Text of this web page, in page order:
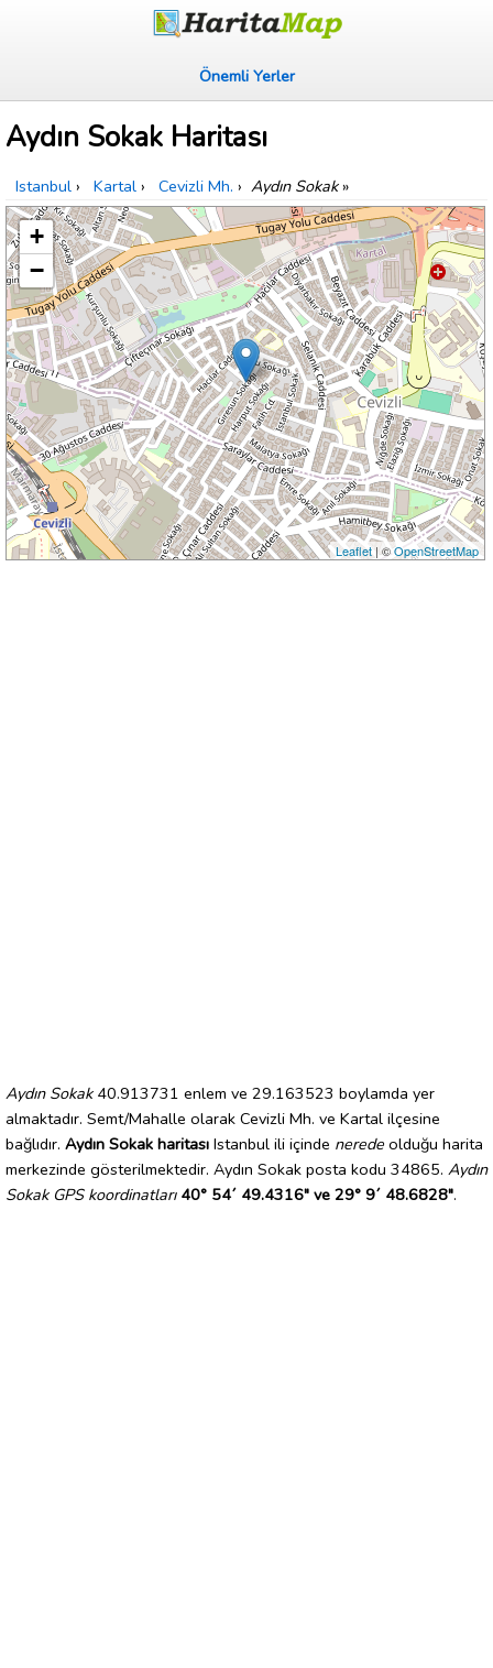
Önemli Yerler
Aydın Sokak Haritası
Istanbul › Kartal › Cevizli Mh. › Aydın Sokak»
+
−
Leaflet| ©OpenStreetMap
Aydın Sokak40.913731 enlem ve 29.163523 boylamda yer
almaktadır. Semt/Mahalle olarak Cevizli Mh. ve Kartal ilçesine
bağlıdır. Aydın Sokak haritası Istanbul ili içinde nerede olduğu harita
merkezinde gösterilmektedir. Aydın Sokak posta kodu 34865. Aydın
Sokak GPS koordinatları 40° 54´ 49.4316" ve 29° 9´ 48.6828".